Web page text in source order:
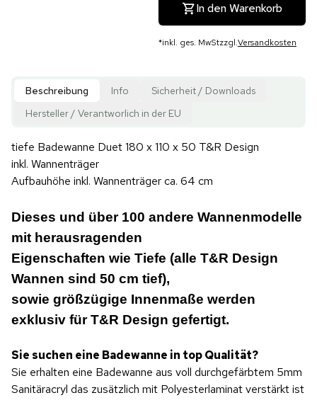
In den Warenkorb
*inkl. ges. MwStzzgl.Versandkosten
Beschreibung Info
Sicherheit / Downloads
Hersteller / Verantworlich in der EU
tiefe Badewanne Duet 180 x 110 x 50 T&R Design
inkl. Wannenträger
Aufbauhöhe inkl. Wannenträger ca. 64 cm
Dieses und über 100 andere Wannenmodelle
mit herausragenden
Eigenschaften wie Tiefe (alle T&R Design
Wannen sind 50 cm tief),
sowie größzügige Innenmaße werden
exklusiv für T&R Design gefertigt.
Sie suchen eine Badewanne in top Qualität?
Sie erhalten eine Badewanne aus voll durchgefärbtem 5mm
Sanitäracryl das zusätzlich mit Polyesterlaminat verstärkt ist